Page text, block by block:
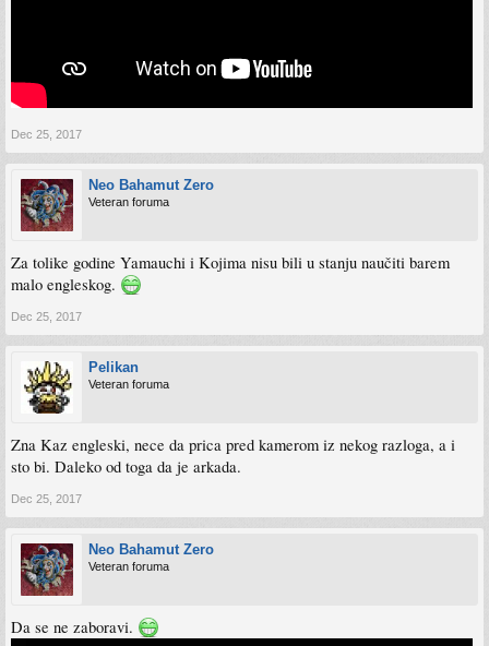
Dec 25, 2017
Neo Bahamut Zero
Veteran foruma
Za tolike godine Yamauchi i Kojima nisu bili u stanju naučiti barem
malo engleskog.
Dec 25, 2017
Pelikan
Veteran foruma
Zna Kaz engleski, nece da prica pred kamerom iz nekog razloga, a i
sto bi. Daleko od toga da je arkada.
Dec 25, 2017
Neo Bahamut Zero
Veteran foruma
Da se ne zaboravi.